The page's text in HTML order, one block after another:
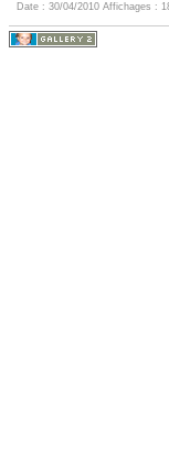
Date : 30/04/2010 Affichages :